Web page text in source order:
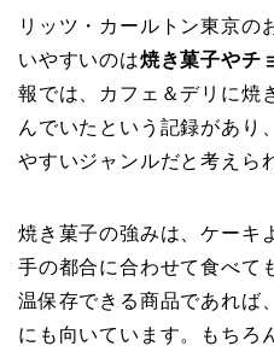
リッツ・カールトン東京の
いやすいのは焼き菓子やチ
報では、カフェ＆デリに焼
んでいたという記録があり
やすいジャンルだと考えら
焼き菓子の強みは、ケーキ
手の都合に合わせて食べて
温保存できる商品であれば
にも向いています。もちろ